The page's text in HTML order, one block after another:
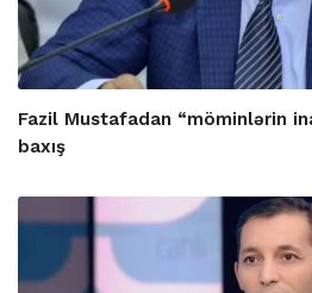
Fazil Mustafadan “möminlərin
baxış